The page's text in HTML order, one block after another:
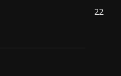
22